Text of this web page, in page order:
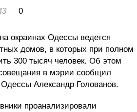
0
окраинах Одессы ведется
домов, в которых при полном
300 тысяч человек. Об этом
в мэрии сообщил
Александр Голованов.
проанализировали